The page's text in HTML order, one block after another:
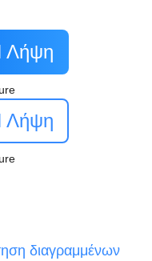
διαγραμμένων